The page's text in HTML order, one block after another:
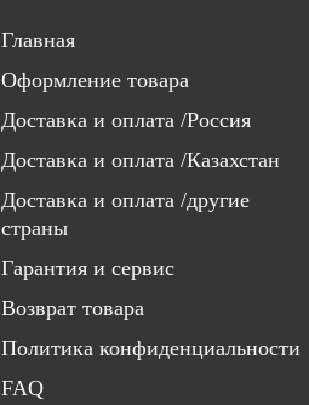
Главная
Оформление товара
Доставка и оплата /Россия
Доставка и оплата /Казахстан
Доставка и оплата /другие
страны
Гарантия и сервис
Возврат товара
Политика конфиденциальности
FAQ